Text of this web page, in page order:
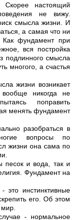
настоящий
не вижу.
смысла жизни. И
а самая что ни
фундамент при
вся постройка
подлинного смысла
многого, а счастья
жизни возникает
никогда не
поправить
менять фундамент
разобраться в
вопросы по
жизни она сама по
песок и вода, так и
Фундамент на
это инстинктивные
его. Об этом
- нормальное